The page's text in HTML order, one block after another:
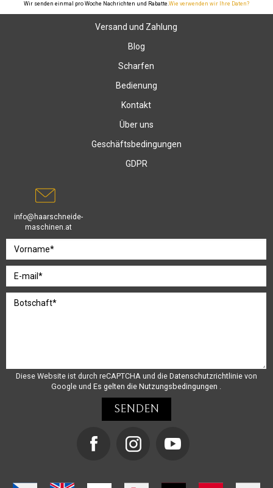
Wir senden einmal pro Woche Nachrichten und Rabatte.Wie verwenden wir Ihre Daten?
Versand und Zahlung
Blog
Scharfen
Bedienung
Kontakt
Über uns
Geschäftsbedingungen
GDPR
info@haarschneide-
maschinen.at
Diese Website ist durch reCAPTCHA und die Datenschutzrichtlinie von
Google und Es gelten die Nutzungsbedingungen .